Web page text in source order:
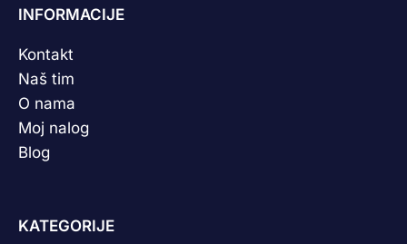
INFORMACIJE
Kontakt
Naš tim
O nama
Moj nalog
Blog
KATEGORIJE